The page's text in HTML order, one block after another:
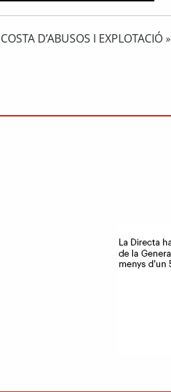
D’ABUSOS I EXPLOTACIÓ »